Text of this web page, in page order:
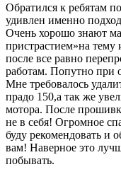
Обратился к ребятам
удивлен именно
Очень хорошо знают
пристрастием»на тему
после все равно
работам. Попутно при
Мне требовалось
прадо 150,а так же
мотора. После
не в себя! Огромное
буду рекомендовать и
вам! Наверное это
побывать.